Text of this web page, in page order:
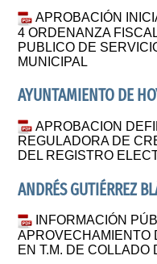
APROBACIÓN
4 ORDENANZA
PUBLICO DE
MUNICIPAL
AYUNTAMIENTO DE
APROBACION
REGULADORA DE
DEL REGISTRO
ANDRÉS GUTIÉRREZ
INFORMACIÓN
APROVECHAMIENTO
EN T.M. DE COLLADO